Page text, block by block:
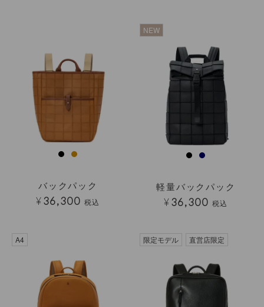
バックパック
¥36,300 税込
NEW
軽量バックパック
¥36,300 税込
A4 限定モデル 直営店限定